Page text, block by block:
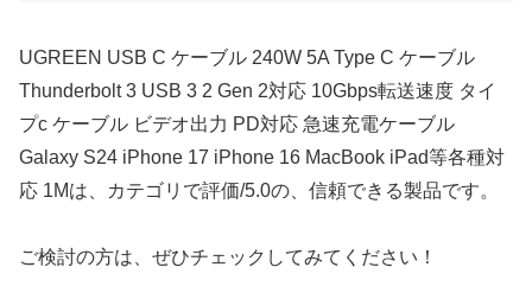
UGREEN USB C ケーブル 240W 5A Type C ケーブル
Thunderbolt 3 USB 3 2 Gen 2対応 10Gbps転送速度 タイ
プc ケーブル ビデオ出力 PD対応 急速充電ケーブル
Galaxy S24 iPhone 17 iPhone 16 MacBook iPad等各種対
応 1Mは、カテゴリで評価/5.0の、信頼できる製品です。
ご検討の方は、ぜひチェックしてみてください！